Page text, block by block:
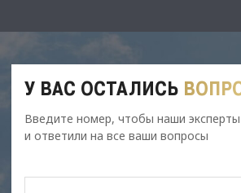
У ВАС ОСТАЛИСЬ
Введите номер, чтобы наши
и ответили на все ваши вопросы